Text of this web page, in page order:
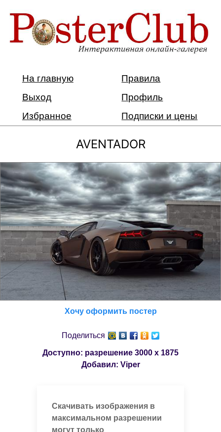
На главную
Правила
Выход
Профиль
Избранное
Подписки и цены
AVENTADOR
Хочу оформить постер
Поделиться
Доступно: разрешение 3000 x 1875
Добавил: Viper
Скачивать изображения в
максимальном разрешении
могут только